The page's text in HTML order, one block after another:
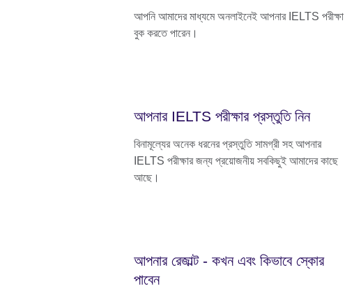
আপনি আমাদের মাধ্যমে অনলাইনেই আপনার IELTS পরীক্ষা
বুক করতে পারেন।
আপনার IELTS পরীক্ষার প্রস্তুতি নিন
বিনামূল্যের অনেক ধরনের প্রস্তুতি সামগ্রী সহ আপনার
IELTS পরীক্ষার জন্য প্রয়োজনীয় সবকিছুই আমাদের কাছে
আছে।
আপনার রেজাল্ট - কখন এবং কিভাবে স্কোর
পাবেন